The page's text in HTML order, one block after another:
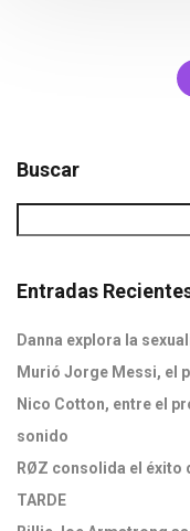
Buscar
Entradas
Danna explora la
Murió Jorge Messi, el
Nico Cotton, entre el
sonido
RØZ consolida el éxito
TARDE